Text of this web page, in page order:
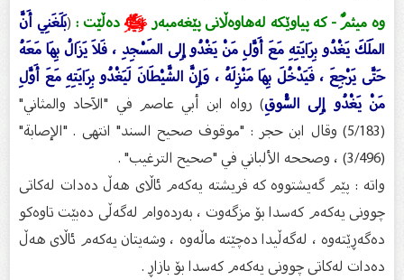
وە ميثمٌ - کە پیاوێکە لەهاوەڵانی پێغەمبەرﷺدەڵێت :(بَلَغَنِي أَنَّ
المَلَكَ يَغْدُو بِرَايَتِهِ مَعَ أَوَّلِ مَنْ يَغْدُو إِلى المَسْجِدِ ، فَلاَ يَزَالُ بِهَا مَعَهُ
حَتَّى يَرْجِعَ ، فَيَدْخُلَ بِهَا مَنْزِلَهُ ، وَإِنَّ الشَّيْطَانَ لَيَغْدُو بِرَايَتِهِ مَعَ أَوَّلِ
مَنْ يَغْدُو إِلى السُّوقِ) رواه ابن أبي عاصم في "الآحاد والمثاني"
(5/183) وقال ابن حجر : "موقوف صحيح السند" انتهى . "الإصابة"
واتە : پێم گەیشتووە کە فریشتە یەکەم ئاڵای هەڵ دەدات لەکاتی
چوونی یەکەم کەسدا بۆ مزگەوت ، بەردەوام لەگەڵی دەبێت تاوەکو
دەگەڕێتەوە ، لەگەڵیدا دەچێتە ماڵەوە ، وشەیتان یەکەم ئاڵای هەڵ
دەدات لەکاتی چوونی یەکەم کەسدا بۆ بازاڕ .